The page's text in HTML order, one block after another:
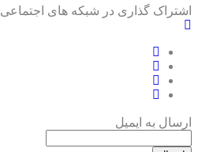
اشتراک گذاری در شبکه های اجتماعی
ارسال به ایمیل